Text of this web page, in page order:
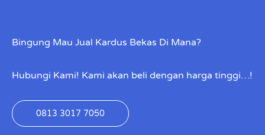
Bingung Mau Jual Kardus Bekas Di Mana?
Hubungi Kami! Kami akan beli dengan harga tinggi…!
0813 3017 7050